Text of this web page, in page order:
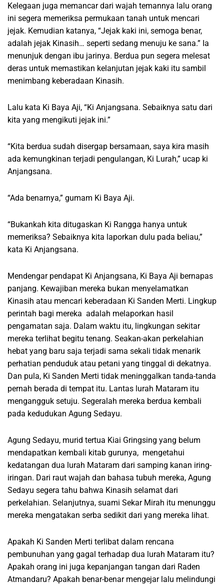
Kelegaan juga memancar dari wajah temannya lalu orang
ini segera memeriksa permukaan tanah untuk mencari
jejak. Kemudian katanya, “Jejak kaki ini, semoga benar,
adalah jejak Kinasih… seperti sedang menuju ke sana.” Ia
menunjuk dengan ibu jarinya. Berdua pun segera melesat
deras untuk memastikan kelanjutan jejak kaki itu sambil
menimbang keberadaan Kinasih.
Lalu kata Ki Baya Aji, “Ki Anjangsana. Sebaiknya satu dari
kita yang mengikuti jejak ini.”
“Kita berdua sudah disergap bersamaan, saya kira masih
ada kemungkinan terjadi pengulangan, Ki Lurah,” ucap ki
Anjangsana.
“Ada benarnya,” gumam Ki Baya Aji.
“Bukankah kita ditugaskan Ki Rangga hanya untuk
memeriksa? Sebaiknya kita laporkan dulu pada beliau,”
kata Ki Anjangsana.
Mendengar pendapat Ki Anjangsana, Ki Baya Aji bernapas
panjang. Kewajiban mereka bukan menyelamatkan
Kinasih atau mencari keberadaan Ki Sanden Merti. Lingkup
perintah bagi mereka adalah melaporkan hasil
pengamatan saja. Dalam waktu itu, lingkungan sekitar
mereka terlihat begitu tenang. Seakan-akan perkelahian
hebat yang baru saja terjadi sama sekali tidak menarik
perhatian penduduk atau petani yang tinggal di dekatnya.
Dan pula, Ki Sanden Merti tidak meninggalkan tanda-tanda
pernah berada di tempat itu. Lantas lurah Mataram itu
mengangguk setuju. Segeralah mereka berdua kembali
pada kedudukan Agung Sedayu.
Agung Sedayu, murid tertua Kiai Gringsing yang belum
mendapatkan kembali kitab gurunya, mengetahui
kedatangan dua lurah Mataram dari samping kanan iring-
iringan. Dari raut wajah dan bahasa tubuh mereka, Agung
Sedayu segera tahu bahwa Kinasih selamat dari
perkelahian. Selanjutnya, suami Sekar Mirah itu menunggu
mereka mengatakan serba sedikit dari yang mereka lihat.
Apakah Ki Sanden Merti terlibat dalam rencana
pembunuhan yang gagal terhadap dua lurah Mataram itu?
Apakah orang ini juga kepanjangan tangan dari Raden
Atmandaru? Apakah benar-benar mengejar lalu melindungi